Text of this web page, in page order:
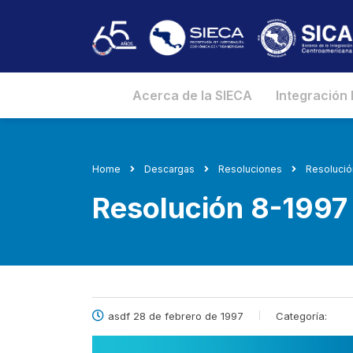
Acerca de la SIECA Integración
Home Descargas Resoluciones
Resolución 8-1997
asdf 28 de febrero de 1997 Categoría: